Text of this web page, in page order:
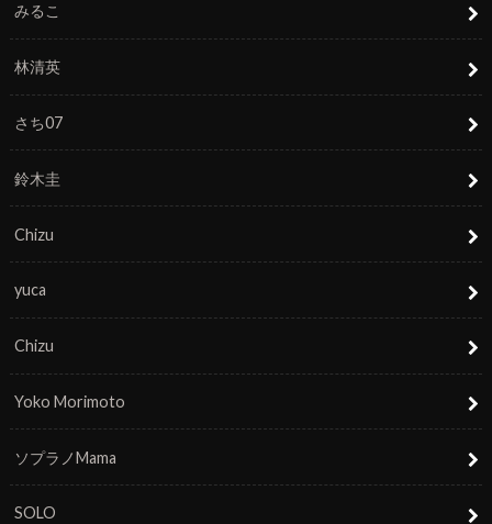
みるこ
林清英
さち07
鈴木圭
Chizu
yuca
Chizu
Yoko Morimoto
ソプラノMama
SOLO